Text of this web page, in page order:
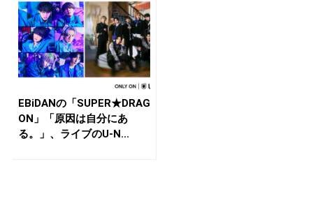
EBiDANの「SUPER★DRAG
ON」「原因は自分にあ
る。」、ライブのU-N...